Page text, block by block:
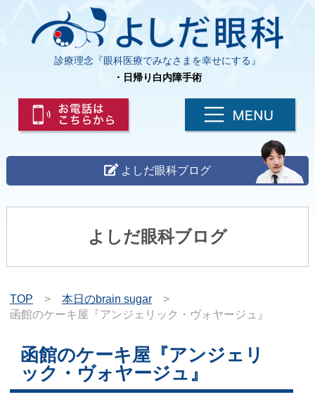
診療理念『眼科医療でみなさまを幸せにする』
・日帰り白内障手術
よしだ眼科ブログ
よしだ眼科ブログ
TOP > 本日のbrain sugar>
函館のケーキ屋『アンジェリック・ヴォヤージュ』
函館のケーキ屋『アンジェリ
ック・ヴォヤージュ』